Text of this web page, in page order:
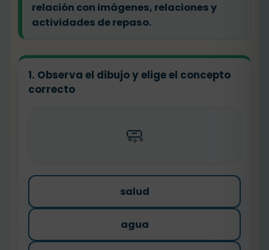
relación con imágenes, relaciones y
actividades de repaso.
1. Observa el dibujo y elige el concepto
correcto
🧼
salud
agua